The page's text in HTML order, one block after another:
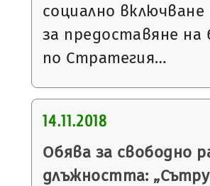
социално
за предоставяне
по Стратегия…
14.11.2018
Обява за свободно
длъжността: